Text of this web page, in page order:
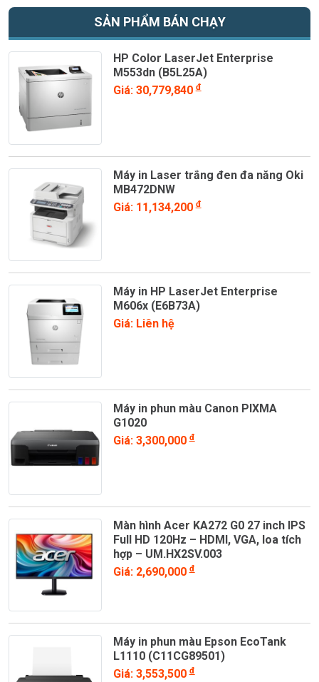
SẢN PHẨM BÁN CHẠY
HP Color LaserJet Enterprise
M553dn (B5L25A)
Giá: 30,779,840đ
Máy in Laser trắng đen đa năng Oki
MB472DNW
Giá: 11,134,200đ
Máy in HP LaserJet Enterprise
M606x (E6B73A)
Giá: Liên hệ
Máy in phun màu Canon PIXMA
G1020
Giá: 3,300,000đ
Màn hình Acer KA272 G0 27 inch IPS
Full HD 120Hz – HDMI, VGA, loa tích
hợp – UM.HX2SV.003
Giá: 2,690,000đ
Máy in phun màu Epson EcoTank
L1110 (C11CG89501)
Giá: 3,553,500đ